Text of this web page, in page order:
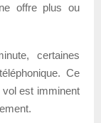
offre plus ou
certaines
Ce
vol est imminent